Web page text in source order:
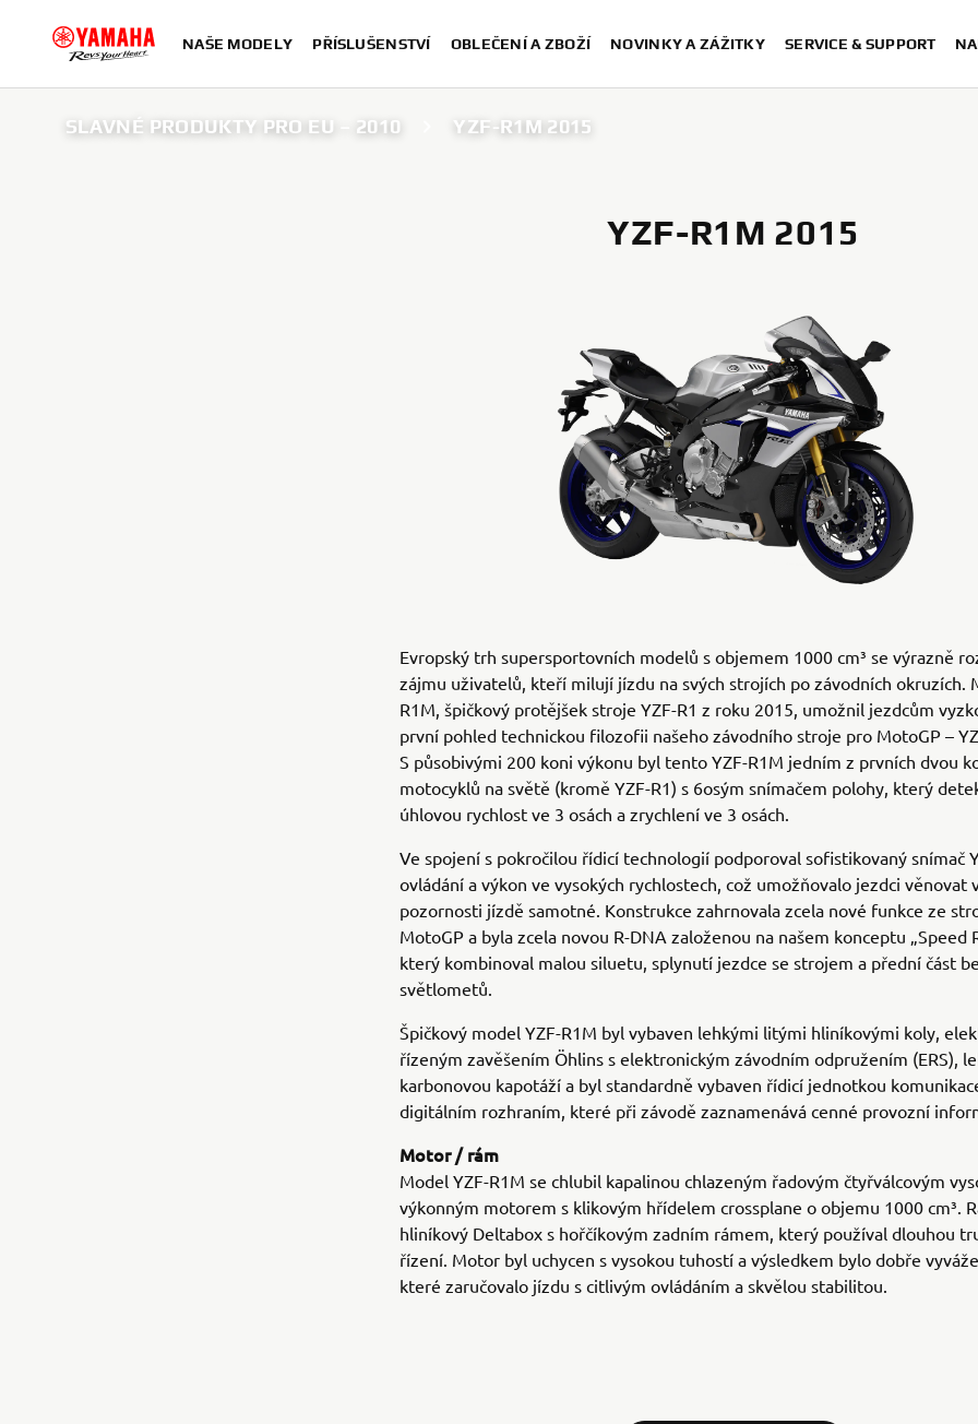
NAŠE MODELY PŘÍSLUŠENSTVÍ OBLEČENÍ A ZBOŽÍ NOVINKY A ZÁŽITKY SERVICE & SUPPORT
SLAVNÉ PRODUKTY PRO EU – 2010 YZF-R1M 2015
YZF-R1M 2015
Evropský trh supersportovních modelů s objemem 1000 cm³ se výrazně
zájmu uživatelů, kteří milují jízdu na svých strojích po závodních okruzích.
R1M, špičkový protějšek stroje YZF-R1 z roku 2015, umožnil jezdcům
první pohled technickou filozofii našeho závodního stroje pro MotoGP –
S působivými 200 koni výkonu byl tento YZF-R1M jedním z prvních dvou
motocyklů na světě (kromě YZF-R1) s 6osým snímačem polohy, který
úhlovou rychlost ve 3 osách a zrychlení ve 3 osách.
Ve spojení s pokročilou řídicí technologií podporoval sofistikovaný snímač
ovládání a výkon ve vysokých rychlostech, což umožňovalo jezdci věnovat
pozornosti jízdě samotné. Konstrukce zahrnovala zcela nové funkce ze
MotoGP a byla zcela novou R-DNA založenou na našem konceptu „Speed
který kombinoval malou siluetu, splynutí jezdce se strojem a přední část
světlometů.
Špičkový model YZF-R1M byl vybaven lehkými litými hliníkovými koly,
řízeným zavěšením Öhlins s elektronickým závodním odpružením (ERS),
karbonovou kapotáží a byl standardně vybaven řídicí jednotkou
digitálním rozhraním, které při závodě zaznamenává cenné provozní
Motor / rám
Model YZF-R1M se chlubil kapalinou chlazeným řadovým čtyřválcovým
výkonným motorem s klikovým hřídelem crossplane o objemu 1000 cm³.
hliníkový Deltabox s hořčíkovým zadním rámem, který používal dlouhou
řízení. Motor byl uchycen s vysokou tuhostí a výsledkem bylo dobře
které zaručovalo jízdu s citlivým ovládáním a skvělou stabilitou.